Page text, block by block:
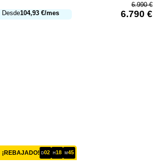
Desde104,93 €/mes
6.990€
6.790 €
¡REBAJADO! D02 H18 M45